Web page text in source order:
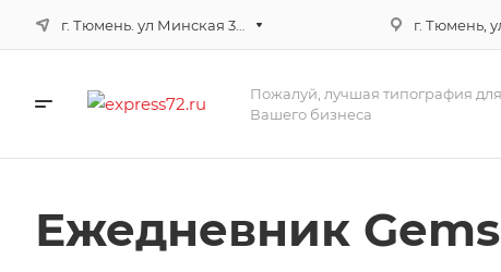
г. Тюмень,
Пожалуй, лучшая типография для
Вашего бизнеса
Ежедневник